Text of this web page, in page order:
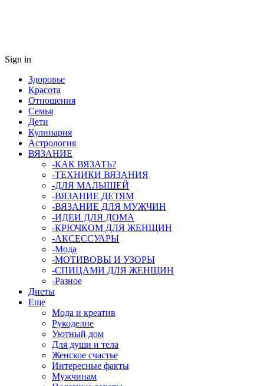
Sign in
Здоровье
Красота
Отношения
Семья
Дети
Кулинария
Астрология
ВЯЗАНИЕ
-КАК ВЯЗАТЬ?
-ТЕХНИКИ ВЯЗАНИЯ
-ДЛЯ МАЛЫШЕЙ
-ВЯЗАНИЕ ДЕТЯМ
-ВЯЗАНИЕ ДЛЯ МУЖЧИН
-ИДЕИ ДЛЯ ДОМА
-КРЮЧКОМ ДЛЯ ЖЕНЩИН
-AКСЕССУАРЫ
-Мода
-МОТИВОВЫ И УЗОРЫ
-СПИЦАМИ ДЛЯ ЖЕНЩИН
-Разное
Диеты
Еще
Мода и креатив
Рукоделие
Уютный дом
Для души и тела
Женское счастье
Интересные факты
Мужчинам